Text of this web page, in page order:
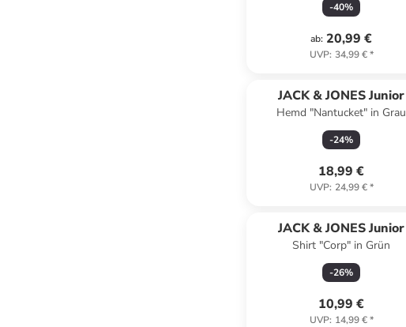
-40%
ab: 20,99 €
UVP: 34,99 €*
JACK & JONES Junior
Hemd "Nantucket" in Grau
-24%
18,99 €
UVP: 24,99 €*
JACK & JONES Junior
Shirt "Corp" in Grün
-26%
10,99 €
UVP: 14,99 €*